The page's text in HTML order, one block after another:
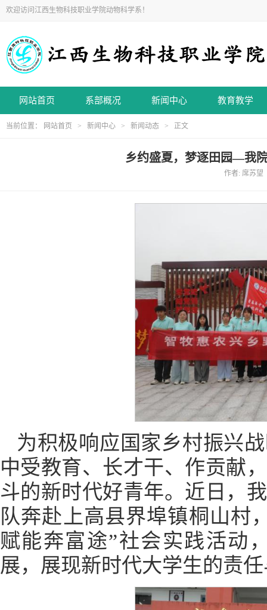
欢迎访问江西生物科技职业学院动物科学系！
网站首页 系部概况 新闻中心 教育教学
当前位置： 网站首页 > 新闻中心 > 新闻动态 > 正文
乡约盛夏，梦逐田园—我
作者: 席苏
为积极响应国家乡村振兴
中受教育、长才干、作贡献
斗的新时代好青年。近日，
队奔赴上高县界埠镇桐山村
赋能奔富途”社会实践活动
展，展现新时代大学生的责